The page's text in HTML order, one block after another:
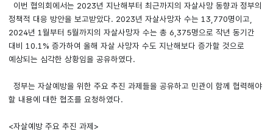
이번 협의회에서는 2023년 지난해부터 최근까지의 자살사망 동향과 정부의
정책적 대응 방안을 보고받았다. 2023년 자살사망자 수는 13,770명이고,
2024년 1월부터 5월까지의 자살사망자 수는 총 6,375명으로 작년 동기간
대비 10.1% 증가하여 올해 자살 사망자 수도 지난해보다 증가할 것으로
예상되는 심각한 상황임을 공유하였다.
정부는 자살예방을 위한 주요 추진 과제들을 공유하고 민관이 함께 협력해야
할 내용에 대한 협조를 요청하였다.
<자살예방 주요 추진 과제>